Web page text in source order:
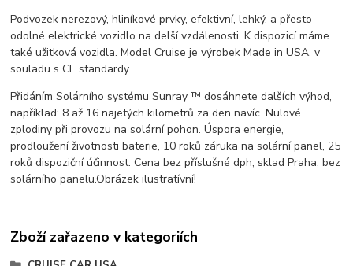
Podvozek nerezový, hliníkové prvky, efektivní, lehký, a přesto
odolné elektrické vozidlo na delší vzdálenosti. K dispozicí máme
také užitková vozidla. Model Cruise je výrobek Made in USA, v
souladu s CE standardy.
Přidáním Solárního systému Sunray ™ dosáhnete dalších výhod,
například: 8 až 16 najetých kilometrů za den navíc. Nulové
zplodiny při provozu na solární pohon. Úspora energie,
prodloužení životnosti baterie, 10 roků záruka na solární panel, 25
roků dispoziční účinnost. Cena bez příslušné dph, sklad Praha, bez
solárního panelu.Obrázek ilustratívní!
Zboží zařazeno v kategoriích